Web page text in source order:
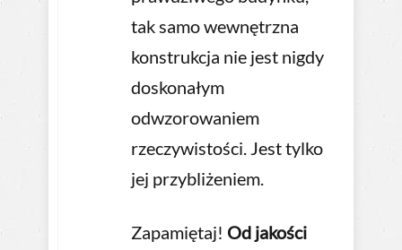
tak samo wewnętrzna
konstrukcja nie jest nigdy
doskonałym
odwzorowaniem
rzeczywistości. Jest tylko
jej przybliżeniem.
Zapamiętaj! Od jakości